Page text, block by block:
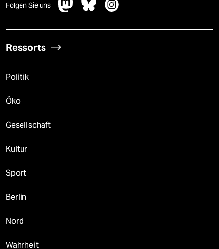
Folgen Sie uns
Ressorts
Politik
Öko
Gesellschaft
Kultur
Sport
Berlin
Nord
Wahrheit